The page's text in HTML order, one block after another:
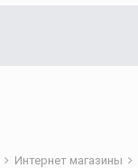
Интернет магазины